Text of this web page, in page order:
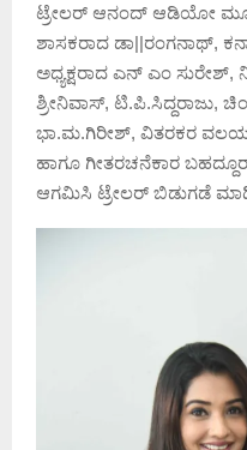
ಟ್ರೇಲರ್ ಆನಂದ್ ಆಡಿಯೋ
ಶಾಸಕರಾದ ಡಾ||ರಂಗನಾಥ್,
ಅಧ್ಯಕ್ಷರಾದ ಎನ್ ಎಂ
ಶ್ರೀನಿವಾಸ್, ಟಿ.ಪಿ.ಸಿದ್ದರಾಜು,
ಭಾ.ಮ.ಗಿರೀಶ್, ವಿತರಕರ
ಹಾಗೂ ಗೀತರಚನೆಕಾರ
ಆಗಮಿಸಿ ಟ್ರೇಲರ್ ಬಿಡುಗಡೆ